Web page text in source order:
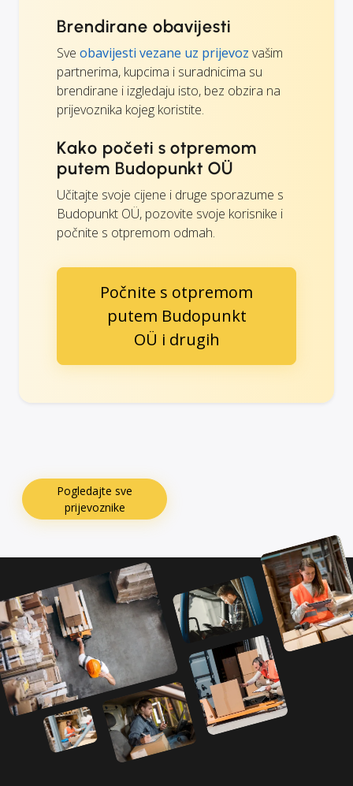
Brendirane obavijesti
Sve obavijesti vezane uz prijevoz vašim
partnerima, kupcima i suradnicima su
brendirane i izgledaju isto, bez obzira na
prijevoznika kojeg koristite.
Kako početi s otpremom
putem Budopunkt OÜ
Učitajte svoje cijene i druge sporazume s
Budopunkt OÜ, pozovite svoje korisnike i
počnite s otpremom odmah.
Počnite s otpremom
putem Budopunkt
OÜ i drugih
Pogledajte sve
prijevoznike